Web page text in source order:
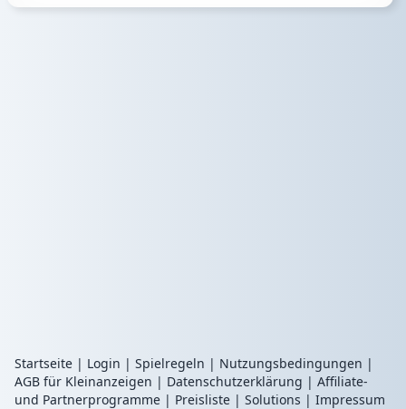
Startseite | Login | Spielregeln | Nutzungsbedingungen |
AGB für Kleinanzeigen | Datenschutzerklärung | Affiliate-
und Partnerprogramme | Preisliste | Solutions | Impressum